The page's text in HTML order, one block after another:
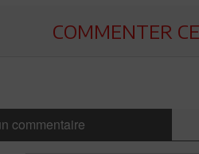
COMMENTER
commentaire